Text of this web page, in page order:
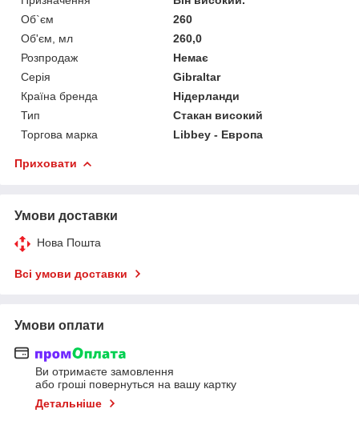
Об`єм
260
Об'єм, мл
260,0
Розпродаж
Немає
Серія
Gibraltar
Країна бренда
Нідерланди
Тип
Стакан високий
Торгова марка
Libbey - Европа
Приховати
Умови доставки
Нова Пошта
Всі умови доставки
Умови оплати
Ви отримаєте замовлення
або гроші повернуться на вашу картку
Детальніше